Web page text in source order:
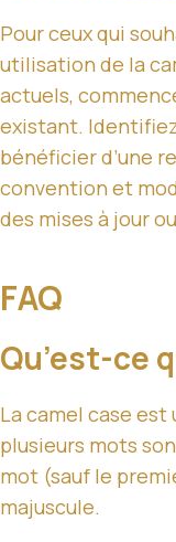
Pour ceux qui
utilisation de la
actuels,
existant.
bénéficier d’une
convention et
des mises à jour
FAQ
Qu’est-ce
La camel case
plusieurs mots
mot (sauf le
majuscule.